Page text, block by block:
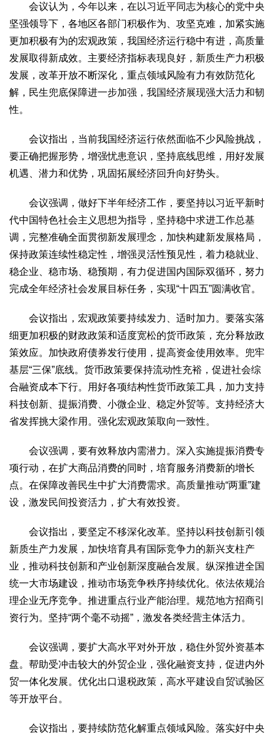
甘 青 新 港 澳 台
智库
信息
地方动态 地方强音
2017 2016 2015 2018 2019
关于我们
杂志简介 杂志编委会 组织机构 联系我们 智慧中国动态
智慧城市
全景中国 智慧旅游 智慧教育 智慧医疗
智慧交通
智慧环保
智慧会客厅 县域经济 城乡建设 乡村振兴
康养
工作动态 康养思语 明星老人 项目介绍
县域经济
合作伙伴
会议认为，今年以来，在以习近平同志为核心的党中央
坚强领导下，各地区各部门积极作为、攻坚克难，加紧实施
更加积极有为的宏观政策，我国经济运行稳中有进，高质量
发展取得新成效。主要经济指标表现良好，新质生产力积极
发展，改革开放不断深化，重点领域风险有力有效防范化
解，民生兜底保障进一步加强，我国经济展现强大活力和韧
性。
会议指出，当前我国经济运行依然面临不少风险挑战，
要正确把握形势，增强忧患意识，坚持底线思维，用好发展
机遇、潜力和优势，巩固拓展经济回升向好势头。
会议强调，做好下半年经济工作，要坚持以习近平新时
代中国特色社会主义思想为指导，坚持稳中求进工作总基
调，完整准确全面贯彻新发展理念，加快构建新发展格局，
保持政策连续性稳定性，增强灵活性预见性，着力稳就业、
稳企业、稳市场、稳预期，有力促进国内国际双循环，努力
完成全年经济社会发展目标任务，实现“十四五”圆满收官。
会议指出，宏观政策要持续发力、适时加力。要落实落
细更加积极的财政政策和适度宽松的货币政策，充分释放政
策效应。加快政府债券发行使用，提高资金使用效率。兜牢
基层“三保”底线。货币政策要保持流动性充裕，促进社会综
合融资成本下行。用好各项结构性货币政策工具，加力支持
科技创新、提振消费、小微企业、稳定外贸等。支持经济大
省发挥挑大梁作用。强化宏观政策取向一致性。
会议强调，要有效释放内需潜力。深入实施提振消费专
项行动，在扩大商品消费的同时，培育服务消费新的增长
点。在保障改善民生中扩大消费需求。高质量推动“两重”建
设，激发民间投资活力，扩大有效投资。
会议指出，要坚定不移深化改革。坚持以科技创新引领
新质生产力发展，加快培育具有国际竞争力的新兴支柱产
业，推动科技创新和产业创新深度融合发展。纵深推进全国
统一大市场建设，推动市场竞争秩序持续优化。依法依规治
理企业无序竞争。推进重点行业产能治理。规范地方招商引
资行为。坚持“两个毫不动摇”，激发各类经营主体活力。
会议强调，要扩大高水平对外开放，稳住外贸外资基本
盘。帮助受冲击较大的外贸企业，强化融资支持，促进内外
贸一体化发展。优化出口退税政策，高水平建设自贸试验区
等开放平台。
会议指出，要持续防范化解重点领域风险。落实好中央